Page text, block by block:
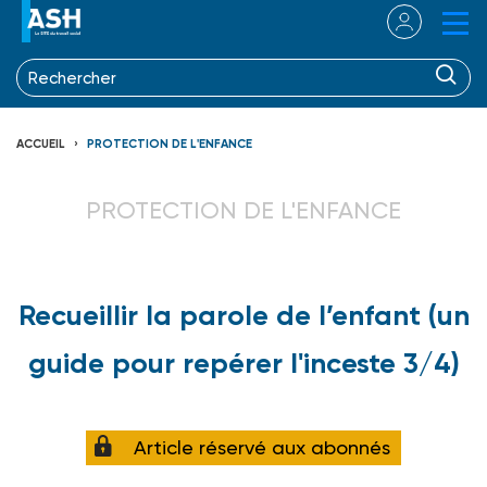
ACCUEIL PROTECTION DE L'ENFANCE
PROTECTION DE L'ENFANCE
Recueillir la parole de l’enfant (un
guide pour repérer l'inceste 3/4)
Article réservé aux abonnés